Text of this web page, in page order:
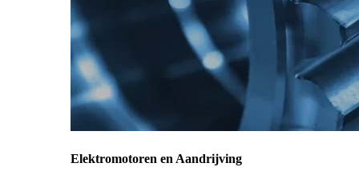
Elektromotoren en Aandrijving